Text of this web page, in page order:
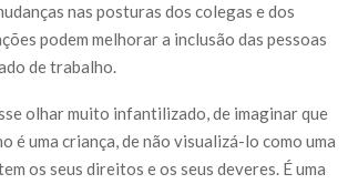
nas posturas dos colegas e dos
podem melhorar a inclusão das pessoas
de trabalho.
olhar muito infantilizado, de imaginar que
é uma criança, de não visualizá-lo como uma
os seus direitos e os seus deveres. É uma